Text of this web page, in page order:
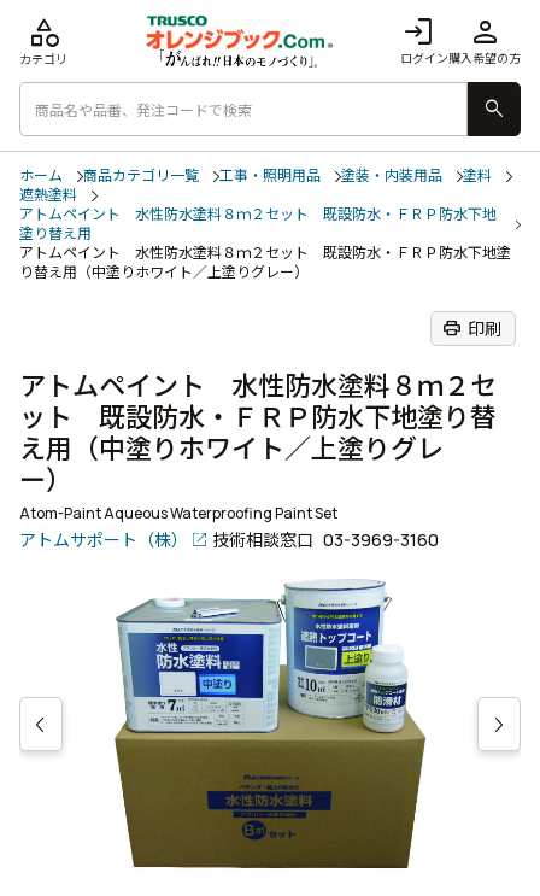
login
ログイン
person
購入希望の方
category
カテゴリ
search
ホーム 商品カテゴリ一覧 工事・照明用品 塗装・内装用品
塗料
遮熱塗料
アトムペイント 水性防水塗料８ｍ２セット 既設防水・ＦＲＰ防水下地
塗り替え用
アトムペイント 水性防水塗料８ｍ２セット 既設防水・ＦＲＰ防水下地塗
り替え用（中塗りホワイト／上塗りグレー）
print 印刷
アトムペイント 水性防水塗料８ｍ２セ
ット 既設防水・ＦＲＰ防水下地塗り替
え用（中塗りホワイト／上塗りグレ
ー）
Atom-Paint Aqueous Waterproofing Paint Set
アトムサポート（株） 技術相談窓口 03-3969-3160